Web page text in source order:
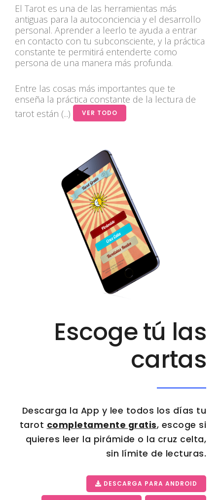
El Tarot es una de las herramientas más
antiguas para la autoconciencia y el desarrollo
personal. Aprender a leerlo te ayuda a entrar
en contacto con tu subconsciente, y la práctica
constante te permitirá entenderte como
persona de una manera más profunda.
Entre las cosas más importantes que te
enseña la práctica constante de la lectura de
tarot están (...)
VER TODO
Escoge tú las
cartas
Descarga la App y lee todos los días tu
tarot completamente gratis, escoge si
quieres leer la pirámide o la cruz celta,
sin límite de lecturas.
DESCARGA PARA ANDROID